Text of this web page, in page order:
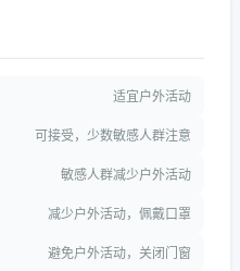
适宜户外活动
可接受，少数敏感人群注意
敏感人群减少户外活动
减少户外活动，佩戴口罩
避免户外活动，关闭门窗